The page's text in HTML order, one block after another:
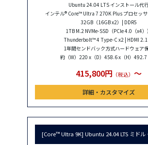
Ubuntu 24.04 LTS インストール代
インテル® Core™ Ultra 7 270K Plus プロセッサ
32GB（16GB x2）| DDR5
1TB M.2 NVMe-SSD（PCIe 4.0（x4））
Thunderbolt™ 4 Type-C x2 | HDMI 2.1
1年間センドバック方式ハードウェア
約（W）220 x（D）458.6 x（H）492.7
415,800円 （税込） 〜
詳細・カスタマイズ
[Core™ Ultra 9K] Ubuntu 24.04 LTS ミドル